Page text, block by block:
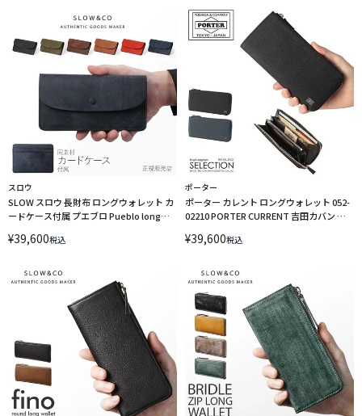
スロウ
SLOW スロウ 長財布 ロングウォレット カ
ードケース付属 プエブロ Pueblo long
¥39,600税込
ポーター
ポーター カレント ロングウォレット 052-
02210 PORTER CURRENT 吉田カバン 長
¥39,600税込